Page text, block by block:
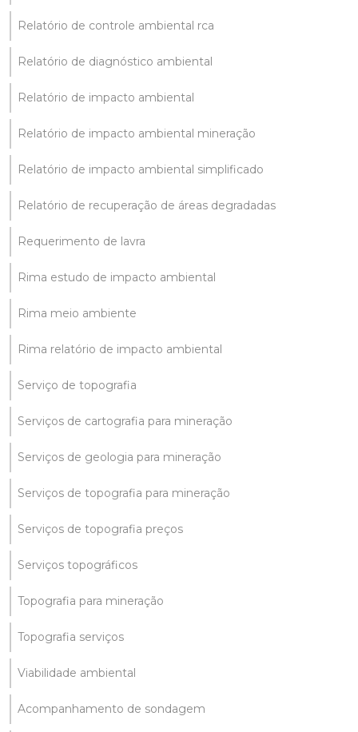
Relatório de controle ambiental rca
Relatório de diagnóstico ambiental
Relatório de impacto ambiental
Relatório de impacto ambiental mineração
Relatório de impacto ambiental simplificado
Relatório de recuperação de áreas degradadas
Requerimento de lavra
Rima estudo de impacto ambiental
Rima meio ambiente
Rima relatório de impacto ambiental
Serviço de topografia
Serviços de cartografia para mineração
Serviços de geologia para mineração
Serviços de topografia para mineração
Serviços de topografia preços
Serviços topográficos
Topografia para mineração
Topografia serviços
Viabilidade ambiental
Acompanhamento de sondagem